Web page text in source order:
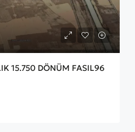
15.750 DÖNÜM FASIL96